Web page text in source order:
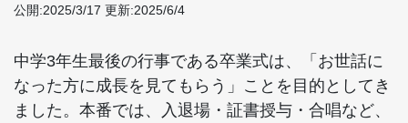
公開:2025/3/17 更新:2025/6/4
中学3年生最後の行事である卒業式は、「お世話に
なった方に成長を見てもらう」ことを目的としてき
ました。本番では、入退場・証書授与・合唱など、